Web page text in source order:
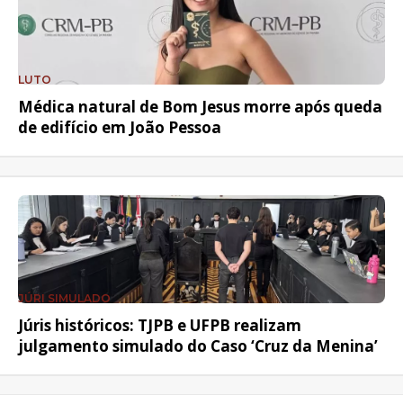
LUTO
Médica natural de Bom Jesus morre após queda
de edifício em João Pessoa
JÚRI SIMULADO
Júris históricos: TJPB e UFPB realizam
julgamento simulado do Caso ‘Cruz da Menina’